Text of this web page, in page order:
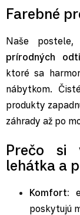
Farebné
Naše
prírodných
ktoré sa
nábytkom.
produkty
záhrady až po
Prečo si
lehátka a
Komfort:
poskytujú